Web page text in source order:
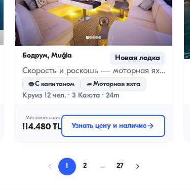
Бодрум, Muğla Новая лодка
Скорость и роскошь — моторная яхта 24 м, 26 узлов в лазурных водах Бодрума
С капитаном Моторная яхта
Круиз 12 чел. · 3 Каюта · 24m
Минимальная
114.480 TL Узнать цену и наличие
2 ... 27